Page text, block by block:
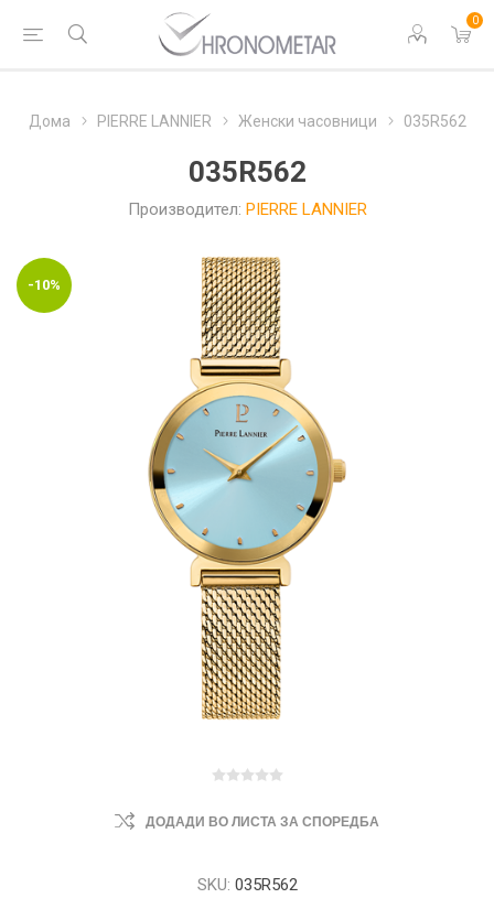
0
Дома PIERRE LANNIER Женски часовници 035R562
035R562
Производител: PIERRE LANNIER
-10%
ДОДАДИ ВО ЛИСТА ЗА СПОРЕДБА
SKU: 035R562